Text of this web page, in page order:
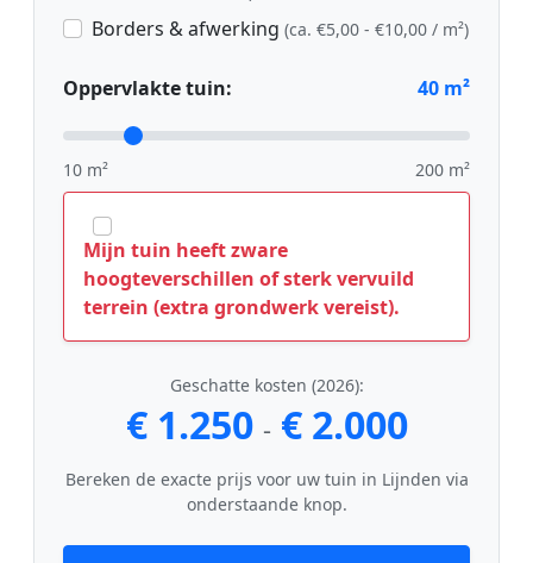
Borders & afwerking (ca. €5,00 - €10,00 / m²)
Oppervlakte tuin: 40 m²
10 m² 200 m²
Mijn tuin heeft zware
hoogteverschillen of sterk vervuild
terrein (extra grondwerk vereist).
Geschatte kosten (2026):
€ 1.250 - € 2.000
Bereken de exacte prijs voor uw tuin in Lijnden via
onderstaande knop.